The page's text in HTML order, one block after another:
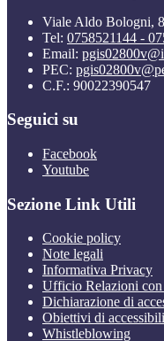
Viale Aldo Bologni,
Tel: 0758521144 -
Email:
PEC:
C.F.: 90022390547
Seguici su
Facebook
Youtube
Sezione Link Utili
Cookie policy
Note legali
Informativa Privacy
Ufficio Relazioni
Dichiarazione di
Obiettivi di
Whistleblowing